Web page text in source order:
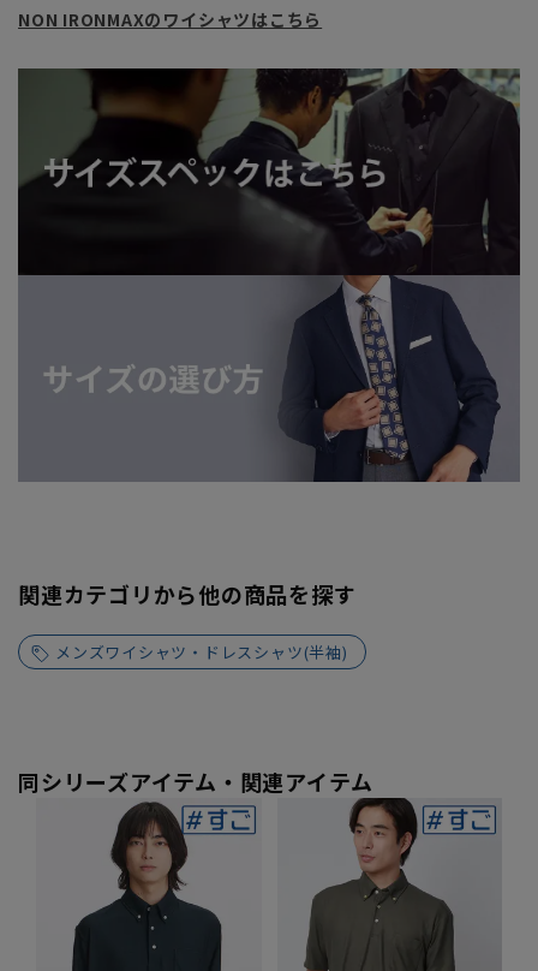
NON IRONMAXのワイシャツはこちら
関連カテゴリから他の商品を探す
メンズワイシャツ・ドレスシャツ(半袖)
同シリーズアイテム・関連アイテム